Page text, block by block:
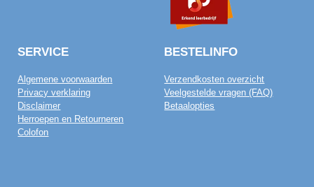
SERVICE
Algemene voorwaarden
Privacy verklaring
Disclaimer
Herroepen en Retourneren
Colofon
BESTELINFO
Verzendkosten overzicht
Veelgestelde vragen (FAQ)
Betaalopties